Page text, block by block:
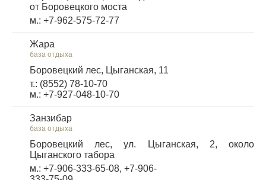
от Боровецкого моста
м.: +7-962-575-72-77
Жара
база отдыха
Боровецкий лес, Цыганская, 11
т.: (8552) 78-10-70
м.: +7-927-048-10-70
Занзибар
база отдыха
Боровецкий лес, ул. Цыганская, 2, около
Цыганского табора
м.: +7-906-333-65-08, +7-906-